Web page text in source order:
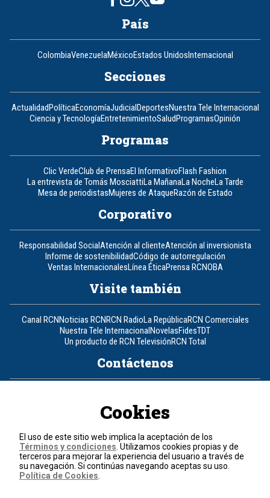
País
ColombiaVenezuelaMéxicoEstados UnidosInternacional
Secciones
ActualidadPolíticaEconomíaJudicialDeportesNuestra Tele Internacional
Ciencia y TecnologíaEntretenimientoSaludProgramasOpinión
Programas
Clic VerdeClub de PrensaEl InformativoFlash Fashion
La entrevista de Tomás MosciattiLa MañanaLa NocheLa Tarde
Mesa de periodistasMujeres de AtaqueRazón de Estado
Corporativo
Responsabilidad SocialAtención al clienteAtención al inversionista
Informe de sostenibilidadCódigo de autorregulación
Ventas InternacionalesLínea ÉticaPrensa RCNOBA
Visite también
Canal RCNNoticias RCNRCN RadioLa RepúblicaRCN Comerciales
Nuestra Tele InternacionalNovelasFidesTDT
Un producto de RCN TelevisiónRCN Total
Contáctenos
Política de cookies
Términos y condiciones
© 2026, RCN Medios.
Todos los derechos reservados.
Cookies
El uso de este sitio web implica la aceptación de los
Términos y condiciones . Utilizamos cookies propias y de
terceros para mejorar la experiencia del usuario a través de
su navegación. Si continúas navegando aceptas su uso.
Política de Cookies